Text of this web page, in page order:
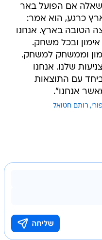
אם הפועל באר
כרגע, הוא אמר:
הטובה בארץ. אנחנו
ובכל משחק.
וממשחק למשחק.
שלנו. אנחנו
עם התוצאות
אנחנו".
רותם חטואל